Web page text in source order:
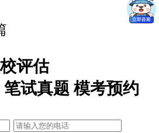
评估
试真题 模考预约